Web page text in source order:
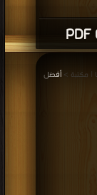
أفضل